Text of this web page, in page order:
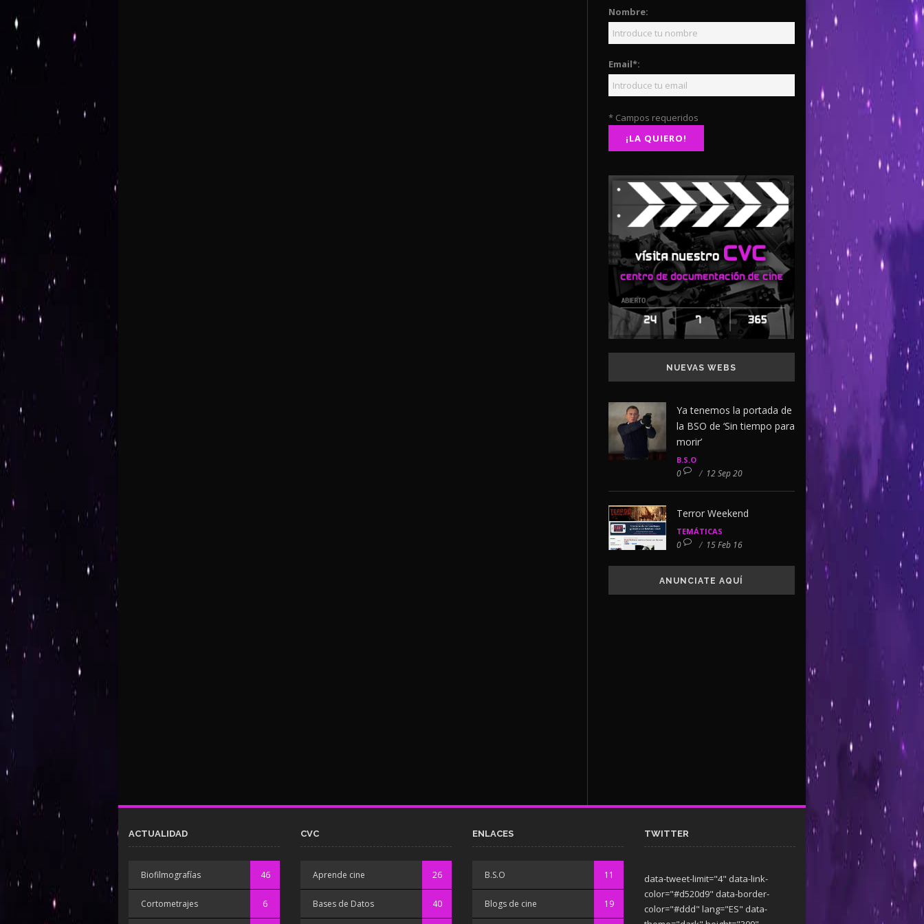
Nombre:
Email*:
* Campos requeridos
NUEVAS WEBS
Ya tenemos la portada de
la BSO de ‘Sin tiempo para
morir’
B.S.O
0 / 12 Sep 20
Terror Weekend
TEMÁTICAS
0 / 15 Feb 16
ANUNCIATE AQUÍ
ACTUALIDAD
Biofilmografías 46
Cortometrajes 6
CVC
Aprende cine 26
Bases de Datos 40
ENLACES
B.S.O 11
Blogs de cine 19
TWITTER
data-tweet-limit="4" data-link-
color="#d520d9" data-border-
color="#ddd" lang="ES" data-